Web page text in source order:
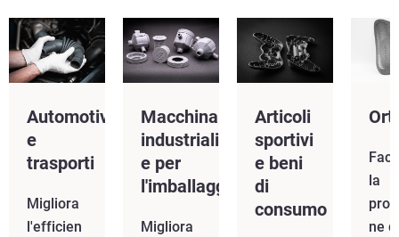
Automotive
e
trasporti
Migliora
l'efficien
Macchinari
industriali
e per
l'imballaggio
Migliora
Articoli
sportivi
e beni
di
consumo
la
ne di